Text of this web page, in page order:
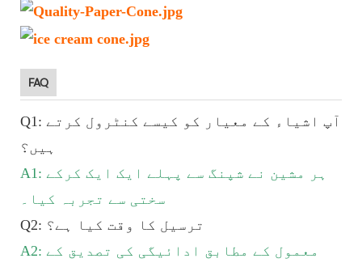
FAQ
Q1: آپ اشیاء کے معیار کو کیسے کنٹرول کرتے
ہیں؟
A1: ہر مشین نے شپنگ سے پہلے ایک ایک کرکے
سختی سے تجربہ کیا۔
Q2: ترسیل کا وقت کیا ہے؟
A2: معمول کے مطابق ادائیگی کی تصدیق کے